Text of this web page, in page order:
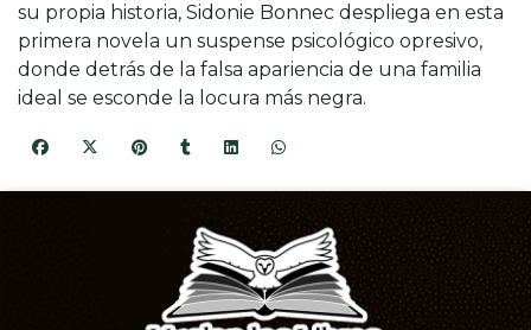
su propia historia, Sidonie Bonnec despliega en esta
primera novela un suspense psicológico opresivo,
donde detrás de la falsa apariencia de una familia
ideal se esconde la locura más negra.